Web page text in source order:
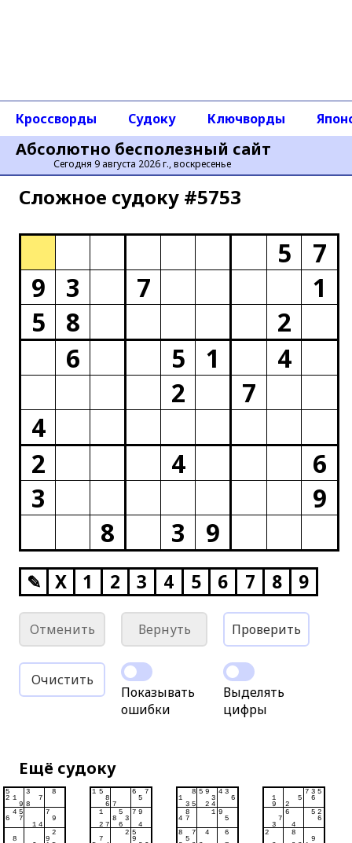
Абсолютно бесполезный сайт
Сегодня 9 августа 2026 г., воскресенье
Кроссворды Судоку Ключворды
Сложное cудоку #5753
5
7
9
3 7
1
5
8
2
6
5 1
4
2
7
4
2
4
6
3
9
8
3 9
✎ X 1 2 3 4 5 6 7 8 9
Отменить Вернуть Проверить
Очистить
Показывать
ошибки
Выделять
цифры
Ещё судоку